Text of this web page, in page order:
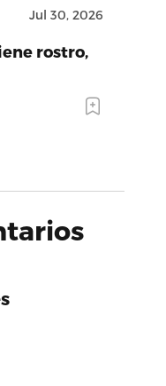
Jul 30, 2026
rostro,